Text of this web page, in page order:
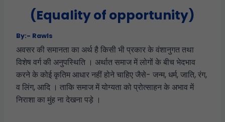
(Equality of opportunity)
By:- Rawls
अवसर की समानता का अर्थ है किसी भी प्रकार के वंशानुगत तथा
विशेष वर्ग की अनुपस्थिति । अर्थात समाज में लोगों के बीच भेदभाव
करने के कोई कृतिम आधार नहीं होने चाहिए जैसे- जन्म, धर्म, जाति, रंग,
व लिंग, आदि । ताकि समाज में योग्यता को प्रोत्साहन के अभाव में
निराशा का मुंह ना देखना पड़े ।